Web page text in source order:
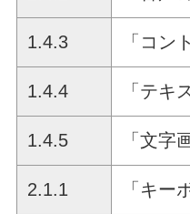
1.4.3 「コン
1.4.4 「テキ
1.4.5 「文字
2.1.1 「キー